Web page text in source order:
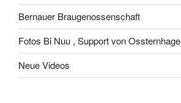
Bernauer Braugenossenschaft
Fotos Bi Nuu , Support von
Neue Videos